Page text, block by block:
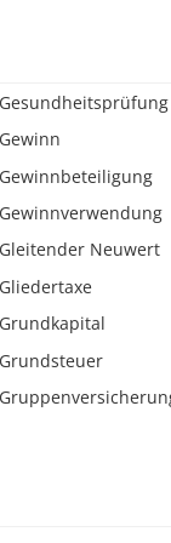
Gesundheitsprüfung
Gewinn
Gewinnbeteiligung
Gewinnverwendung
Gleitender Neuwert
Gliedertaxe
Grundkapital
Grundsteuer